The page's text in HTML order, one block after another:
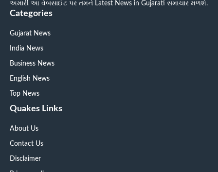
અમારી આ વેબસાઈટ પર તમને Latest News in Gujarati સમાચાર મળશે.
Categories
Gujarat News
India News
Business News
English News
Top News
Quakes Links
About Us
Contact Us
Disclaimer